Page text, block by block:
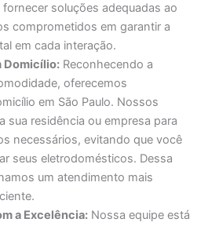
soluções adequadas ao
comprometidos em garantir a
em cada interação.
Domicílio: Reconhecendo a
oferecemos
em São Paulo. Nossos
sua residência ou empresa para
necessários, evitando que você
seus eletrodomésticos. Dessa
um atendimento mais
a Excelência: Nossa equipe está